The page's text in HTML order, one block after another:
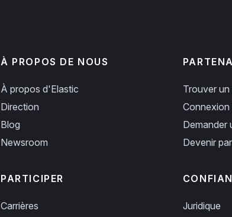
À PROPOS DE NOUS
À propos d'Elastic
Direction
Blog
Newsroom
PARTICIPER
Carrières
Trouver un
Connexion
Demander
Devenir
Juridique